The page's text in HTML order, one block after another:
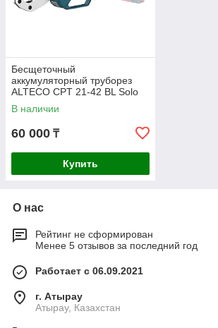
Бесщеточный
аккумуляторный труборез
ALTECO CPT 21-42 BL Solo
В наличии
60 000 ₸
Купить
О нас
Рейтинг не сформирован
Менее 5 отзывов за последний год
Работает с 06.09.2021
г. Атырау
Атырау, Казахстан